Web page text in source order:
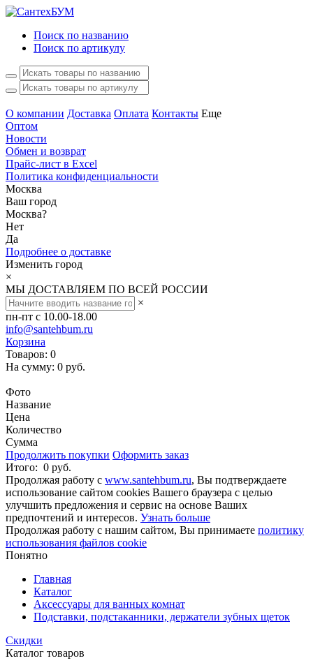
Поиск по названию
Поиск по артикулу
О компании Доставка Оплата Контакты Еще
Оптом
Новости
Обмен и возврат
Прайс-лист в Excel
Политика конфиденциальности
Москва
Ваш город
Москва?
Нет
Да
Подробнее о доставке
Изменить город
×
МЫ ДОСТАВЛЯЕМ ПО ВСЕЙ РОССИИ
×
пн-пт с 10.00-18.00
info@santehbum.ru
Корзина
Товаров: 0
На сумму: 0 руб.
Фото
Название
Цена
Количество
Сумма
Продолжить покупки Оформить заказ
Итого: 0 руб.
Продолжая работу с www.santehbum.ru, Вы подтверждаете
использование сайтом cookies Вашего браузера с целью
улучшить предложения и сервис на основе Ваших
предпочтений и интересов. Узнать больше
Продолжая работу с нашим сайтом, Вы принимаете политику
использования файлов cookie
Понятно
Главная
Каталог
Аксессуары для ванных комнат
Подставки, подстаканники, держатели зубных щеток
Скидки
Каталог товаров